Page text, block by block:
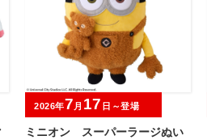
ミニオン スーパーラージぬい
2026年7 月 17 日～登場